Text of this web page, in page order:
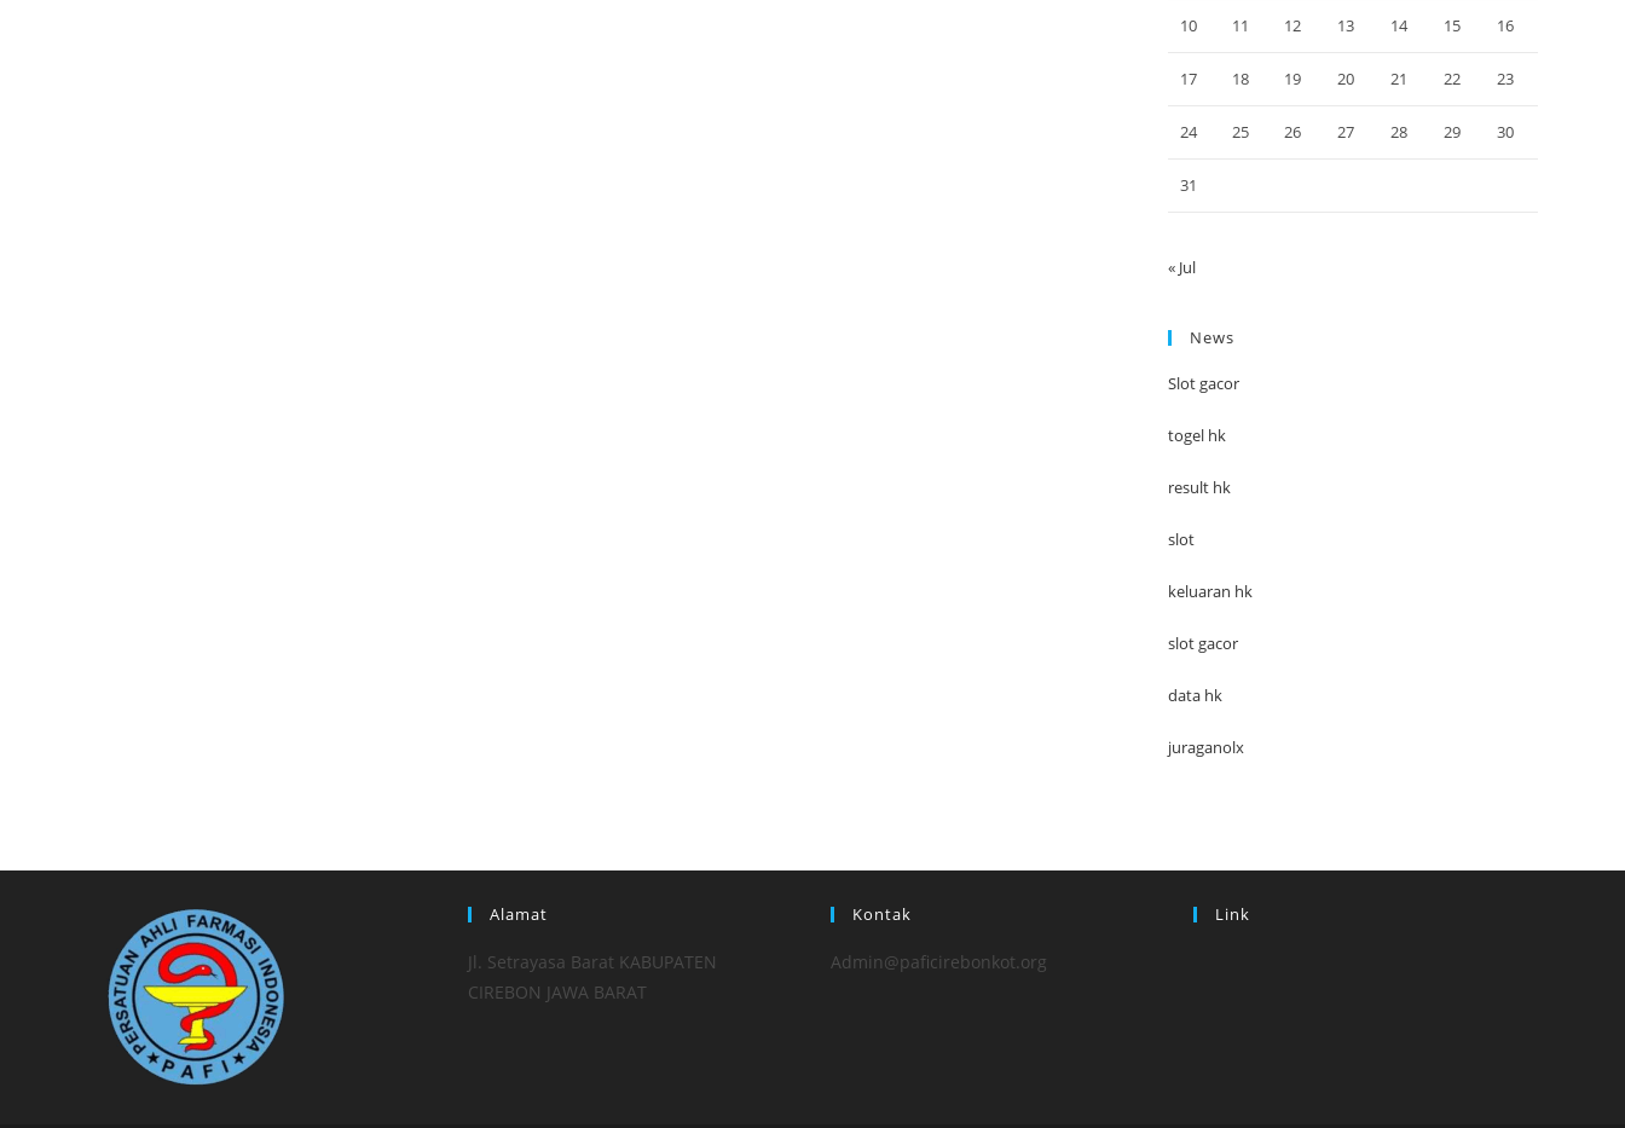
10 11 12 13 14 15 16
17 18 19 20 21 22 23
24 25 26 27 28 29 30
31
« Jul
News
Slot gacor
togel hk
result hk
slot
keluaran hk
slot gacor
data hk
juraganolx
Alamat
Jl. Setrayasa Barat KABUPATEN
CIREBON JAWA BARAT
Kontak
Admin@paficirebonkot.org
Link